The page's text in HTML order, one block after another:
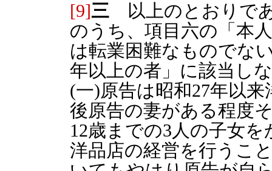
[9]三 以上のとおりで
のうち、項目六の「本
は転業困難なものでな
年以上の者」に該当し
(一)原告は昭和27年以
後原告の妻がある程度
12歳までの3人の子女
洋品店の経営を行うこ